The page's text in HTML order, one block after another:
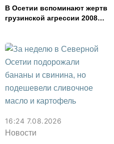
В Осетии вспоминают жертв
грузинской агрессии 2008
16:24 7.08.2026
Новости